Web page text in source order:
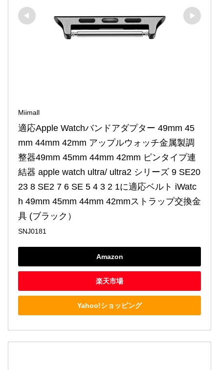
Miimall
適応Apple Watchバンドアダプター 49mm 45
mm 44mm 42mm アップルウォッチ金属製調
整器49mm 45mm 44mm 42mm ピンタイプ連
結器 apple watch ultra/ ultra2 シリーズ 9 SE20
23 8 SE2 7 6 SE 5 4 3 2 1に適応ベルト iWatc
h 49mm 45mm 44mm 42mmストラップ交換金
具 (ブラック）
SNJ0181
Amazon
楽天市場
Yahoo!ショッピング